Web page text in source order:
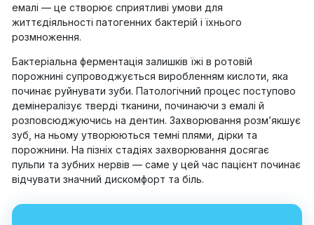
емалі — це створює сприятливі умови для
життєдіяльності патогенних бактерій і їхнього
розмноження.
Бактеріальна ферментація залишків їжі в ротовій
порожнині супроводжується виробленням кислоти, яка
починає руйнувати зуби. Патологічний процес поступово
демінералізує тверді тканини, починаючи з емалі й
розповсюджуючись на дентин. Захворювання розм’якшує
зуб, на ньому утворюються темні плями, дірки та
порожнини. На пізніх стадіях захворювання досягає
пульпи та зубних нервів — саме у цей час пацієнт починає
відчувати значний дискомфорт та біль.